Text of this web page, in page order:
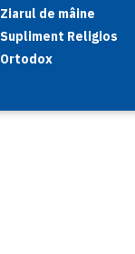
Ziarul de mâine
Supliment Religios
Ortodox